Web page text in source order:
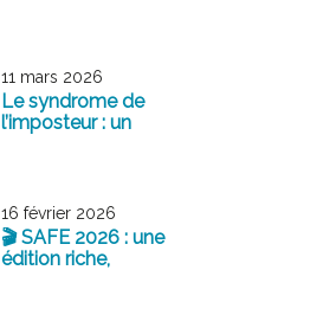
service de la
profession
11 mars 2026
Le syndrome de
l’imposteur : un
16 février 2026
🎬 SAFE 2026 : une
édition riche,